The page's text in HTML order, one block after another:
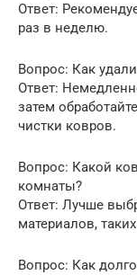
Ответ:
раз в неделю.
Вопрос: Как
Ответ:
затем
чистки ковров.
Вопрос: Какой
комнаты?
Ответ: Лучше
материалов,
Вопрос: Как